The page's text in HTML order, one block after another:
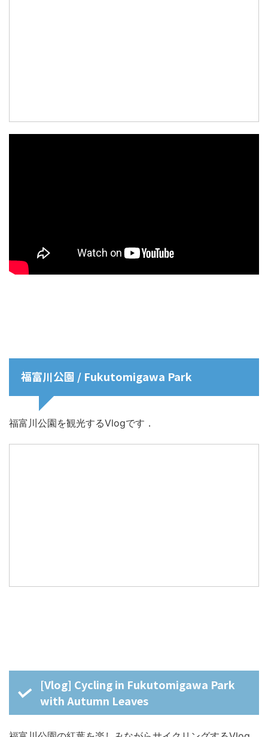
福富川公園 / Fukutomigawa Park
福富川公園を観光するVlogです．
[Vlog] Cycling in Fukutomigawa Park
with Autumn Leaves